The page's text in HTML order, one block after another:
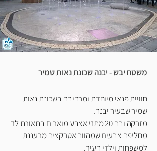
משטח יבש - יבנה שכונת נאות שמיר
חוויית פנאי מיוחדת ומרהיבה בשכונת נאות
שמיר שבעיר יבנה.
מזרקה ובה 20 מתזי אצבע מוארים בתאורת לד
מחליפה צבעים שמהווה אטרקציה מרעננת
למשפחות וילדי העיר.